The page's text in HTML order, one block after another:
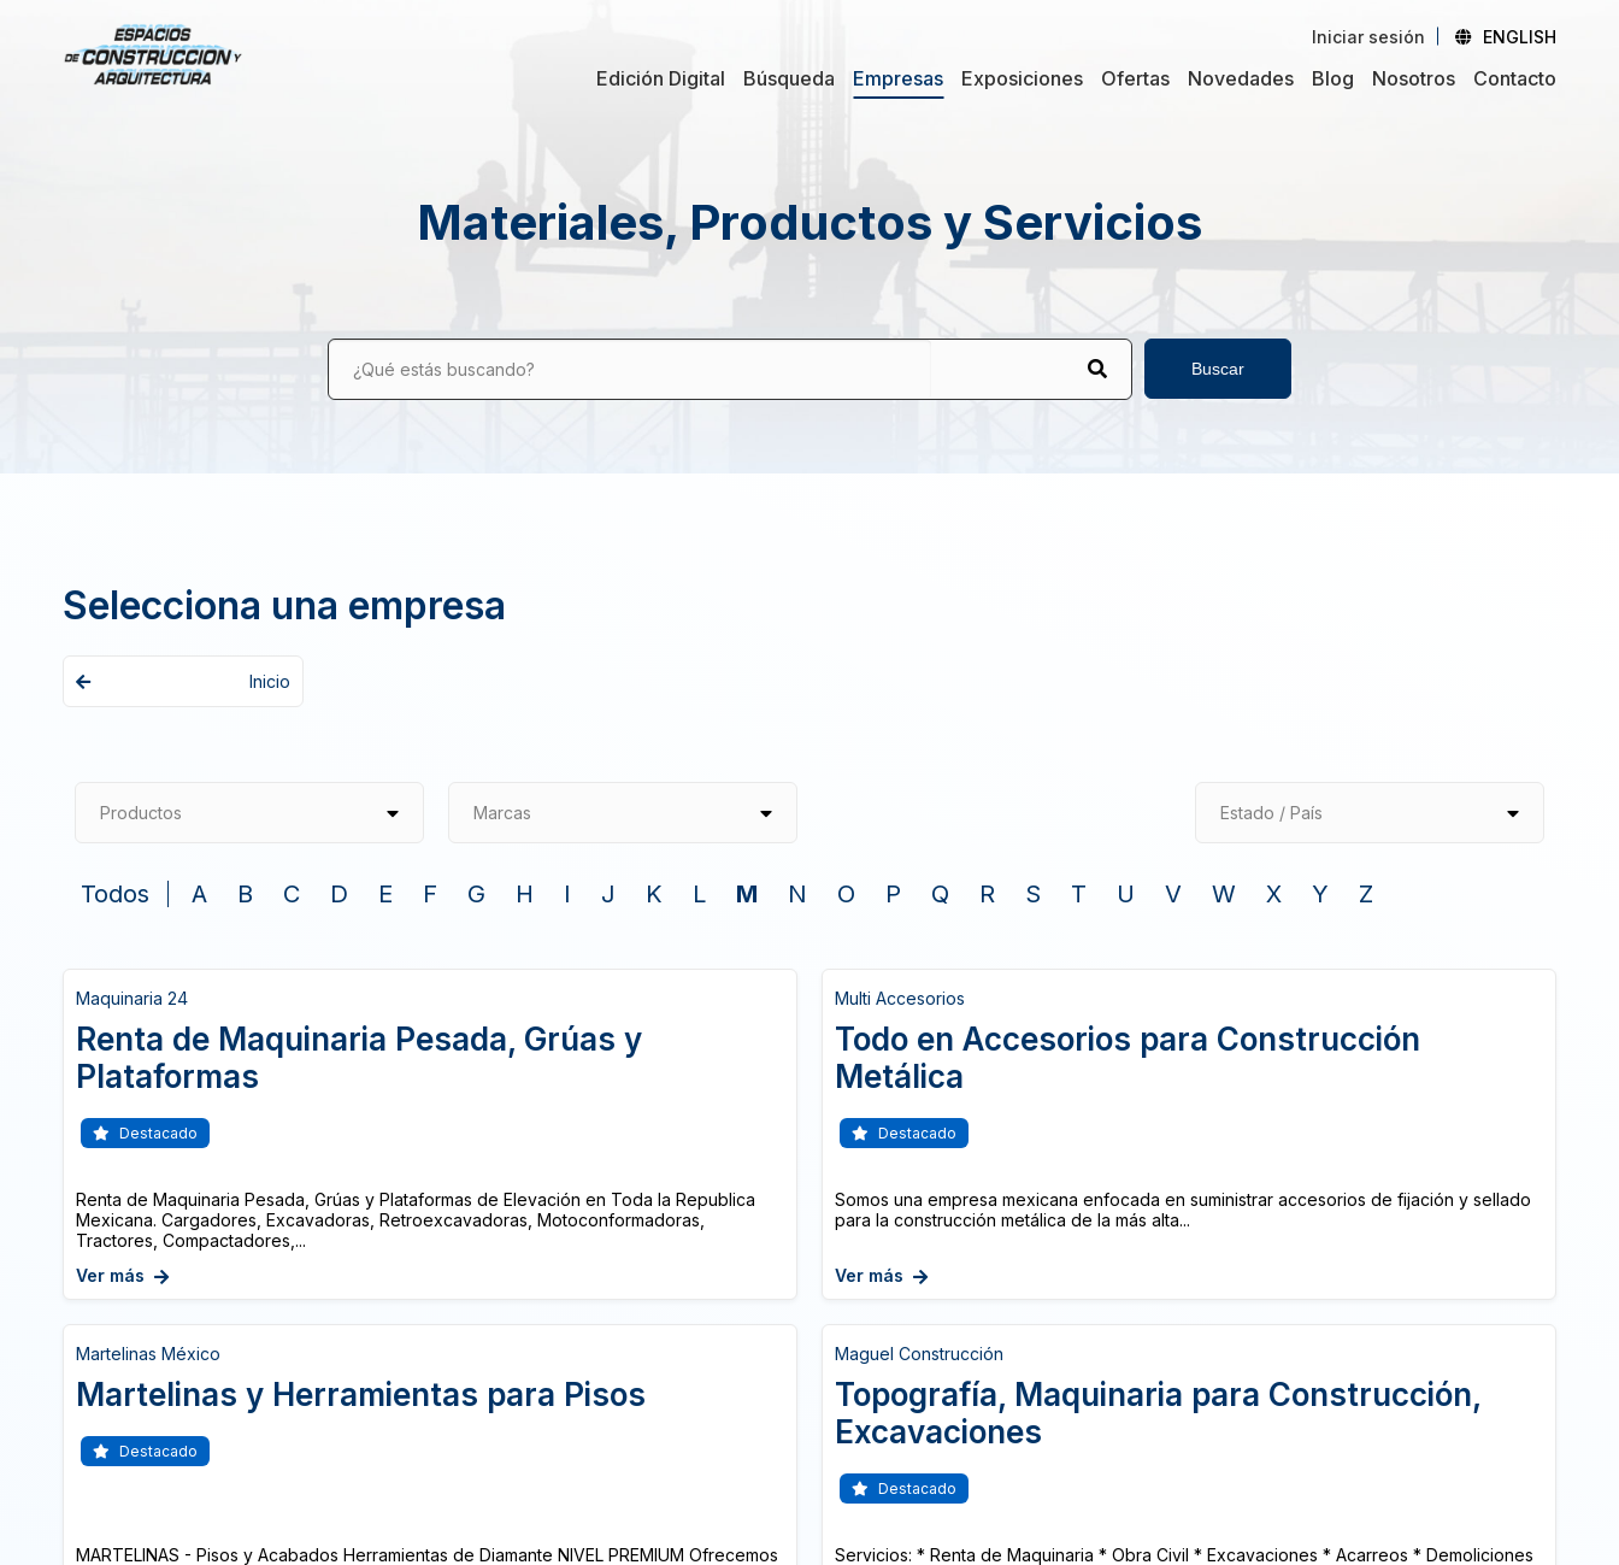
Iniciar sesión ENGLISH
Edición Digital Búsqueda Empresas Exposiciones Ofertas Novedades Blog Nosotros Contacto
Materiales, Productos y Servicios
¿Qué estás buscando? Buscar
Selecciona una empresa
Inicio
Productos Marcas Estado / País
Todos A B C D E F G H I J K L M N O P Q R S T U V W X Y Z
Maquinaria 24
Renta de Maquinaria Pesada, Grúas y
Plataformas
Destacado
Renta de Maquinaria Pesada, Grúas y Plataformas de Elevación en Toda la Republica
Mexicana. Cargadores, Excavadoras, Retroexcavadoras, Motoconformadoras,
Tractores, Compactadores,...
Ver más
Multi Accesorios
Todo en Accesorios para Construcción
Metálica
Destacado
Somos una empresa mexicana enfocada en suministrar accesorios de fijación y sellado
para la construcción metálica de la más alta...
Ver más
Martelinas México
Martelinas y Herramientas para Pisos
Destacado
MARTELINAS - Pisos y Acabados Herramientas de Diamante NIVEL PREMIUM Ofrecemos
Maguel Construcción
Topografía, Maquinaria para Construcción,
Excavaciones
Destacado
Servicios: * Renta de Maquinaria * Obra Civil * Excavaciones * Acarreos * Demoliciones